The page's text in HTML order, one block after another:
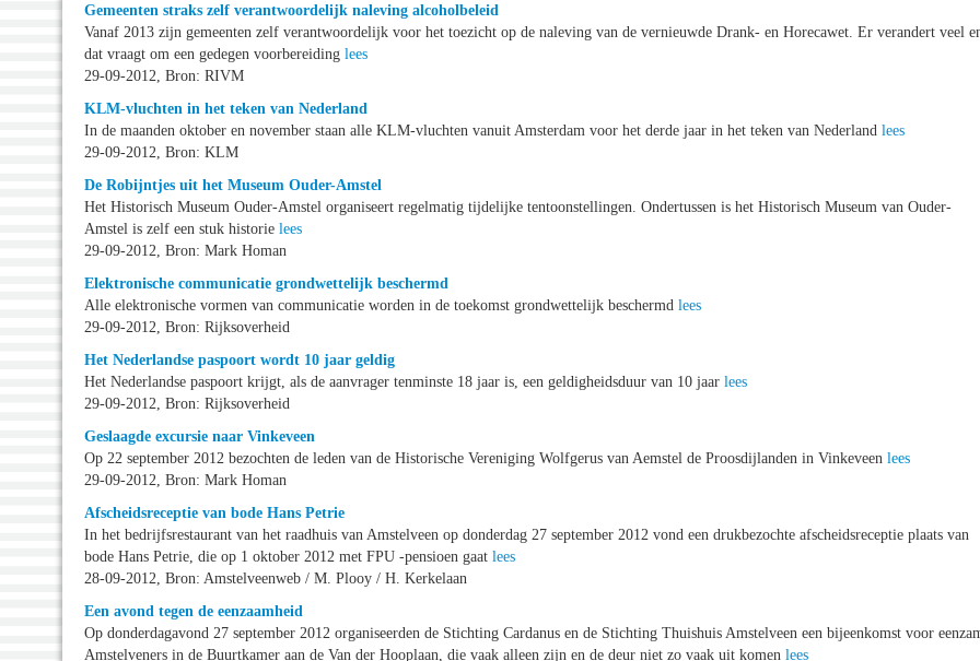
Gemeenten straks zelf verantwoordelijk naleving alcoholbeleid
Vanaf 2013 zijn gemeenten zelf verantwoordelijk voor het toezicht op de naleving van de vernieuwde Drank- en Horecawet. Er verandert veel
dat vraagt om een gedegen voorbereiding lees
29-09-2012, Bron: RIVM
KLM-vluchten in het teken van Nederland
In de maanden oktober en november staan alle KLM-vluchten vanuit Amsterdam voor het derde jaar in het teken van Nederland lees
29-09-2012, Bron: KLM
De Robijntjes uit het Museum Ouder-Amstel
Het Historisch Museum Ouder-Amstel organiseert regelmatig tijdelijke tentoonstellingen. Ondertussen is het Historisch Museum van Ouder-
Amstel is zelf een stuk historie lees
29-09-2012, Bron: Mark Homan
Elektronische communicatie grondwettelijk beschermd
Alle elektronische vormen van communicatie worden in de toekomst grondwettelijk beschermd lees
29-09-2012, Bron: Rijksoverheid
Het Nederlandse paspoort wordt 10 jaar geldig
Het Nederlandse paspoort krijgt, als de aanvrager tenminste 18 jaar is, een geldigheidsduur van 10 jaar lees
29-09-2012, Bron: Rijksoverheid
Geslaagde excursie naar Vinkeveen
Op 22 september 2012 bezochten de leden van de Historische Vereniging Wolfgerus van Aemstel de Proosdijlanden in Vinkeveen lees
29-09-2012, Bron: Mark Homan
Afscheidsreceptie van bode Hans Petrie
In het bedrijfsrestaurant van het raadhuis van Amstelveen op donderdag 27 september 2012 vond een drukbezochte afscheidsreceptie plaats van
bode Hans Petrie, die op 1 oktober 2012 met FPU -pensioen gaat lees
28-09-2012, Bron: Amstelveenweb / M. Plooy / H. Kerkelaan
Een avond tegen de eenzaamheid
Op donderdagavond 27 september 2012 organiseerden de Stichting Cardanus en de Stichting Thuishuis Amstelveen een bijeenkomst voor
Amstelveners in de Buurtkamer aan de Van der Hooplaan, die vaak alleen zijn en de deur niet zo vaak uit komen lees